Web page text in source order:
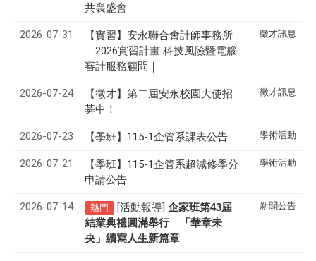
共襄盛會
2026-07-31
【實習】安永聯合會計師事務所
｜2026實習計畫 科技風險暨電腦
審計服務顧問｜
徵才訊息
2026-07-24 【徵才】 第二屆安永校園大使招
募中！
徵才訊息
2026-07-23 【學班】115-1企管系課表公告 學術活動
2026-07-21
【學班】115-1企管系超減修學分
申請公告
學術活動
2026-07-14 熱門 [活動報導] 企家班第43屆
結業典禮圓滿舉行 「華章未
央」續寫人生新篇章
新聞公告